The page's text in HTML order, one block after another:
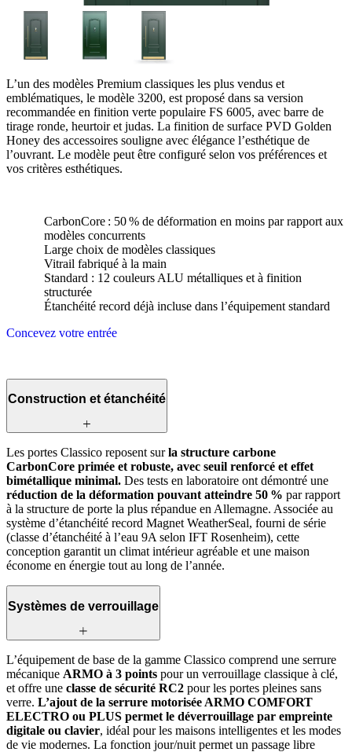
L’un des modèles Premium classiques les plus vendus et
emblématiques, le modèle 3200, est proposé dans sa version
recommandée en finition verte populaire FS 6005, avec barre de
tirage ronde, heurtoir et judas. La finition de surface PVD Golden
Honey des accessoires souligne avec élégance l’esthétique de
l’ouvrant. Le modèle peut être configuré selon vos préférences et
vos critères esthétiques.
CarbonCore : 50 % de déformation en moins par rapport aux
modèles concurrents
Large choix de modèles classiques
Vitrail fabriqué à la main
Standard : 12 couleurs ALU métalliques et à finition
structurée
Étanchéité record déjà incluse dans l’équipement standard
Concevez votre entrée
Construction et étanchéité
Les portes Classico reposent surla structure carbone
CarbonCore primée et robuste, avec seuil renforcé et effet
bimétallique minimal. Des tests en laboratoire ont démontré une
réduction de la déformation pouvant atteindre 50 % par rapport
à la structure de porte la plus répandue en Allemagne. Associée au
système d’étanchéité record Magnet WeatherSeal, fourni de série
(classe d’étanchéité à l’eau 9A selon IFT Rosenheim), cette
conception garantit un climat intérieur agréable et une maison
économe en énergie tout au long de l’année.
Systèmes de verrouillage
L’équipement de base de la gamme Classico comprend une serrure
mécanique ARMO à 3 points pour un verrouillage classique à clé,
et offre une classe de sécurité RC2 pour les portes pleines sans
verre. L’ajout de la serrure motorisée ARMO COMFORT
ELECTRO ou PLUS permet le déverrouillage par empreinte
digitale ou clavier, idéal pour les maisons intelligentes et les modes
de vie modernes. La fonction jour/nuit permet un passage libre